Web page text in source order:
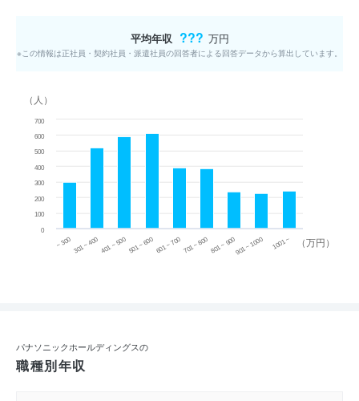
平均年収 ??? 万円
※この情報は正社員・契約社員・派遣社員の回答者による回答データから算出しています。
（万円）
（人）
~ 300 301 ~ 400 401 ~ 500501 ~ 600601 ~ 700701 ~ 800801 ~ 900901 ~ 1000 1001 ~
0
100
200
300
400
500
600
700
パナソニックホールディングスの
職種別年収